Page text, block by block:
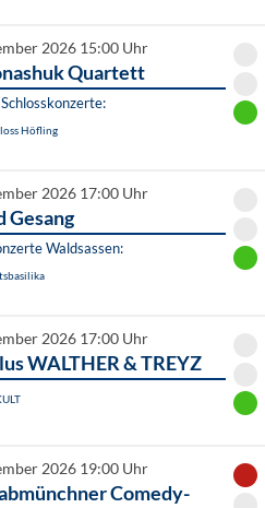
2026 15:00 Uhr
Quartett
Höfling
2026 17:00 Uhr
Gesang
Waldsassen:
2026 17:00 Uhr
WALTHER & TREYZ
2026 19:00 Uhr
Comedy-